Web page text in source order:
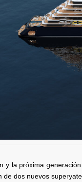
y la próxima
de dos nuevos